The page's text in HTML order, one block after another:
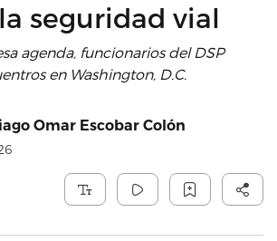
seguridad vial
agenda, funcionarios del DSP
en Washington, D.C.
Omar Escobar Colón